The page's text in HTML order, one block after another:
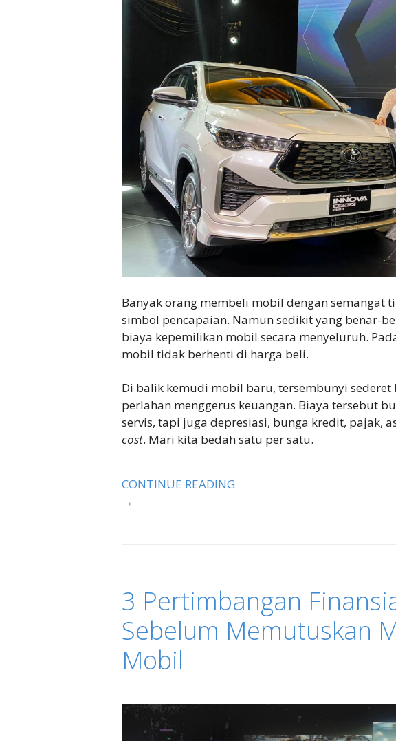
Banyak orang membeli mobil dengan semangat
simbol pencapaian. Namun sedikit yang benar-
biaya kepemilikan mobil secara menyeluruh.
mobil tidak berhenti di harga beli.
Di balik kemudi mobil baru, tersembunyi sederet
perlahan menggerus keuangan. Biaya tersebut
servis, tapi juga depresiasi, bunga kredit, pajak,
cost. Mari kita bedah satu per satu.
CONTINUE READING
→
3 Pertimbangan
Sebelum Memutuskan
Mobil